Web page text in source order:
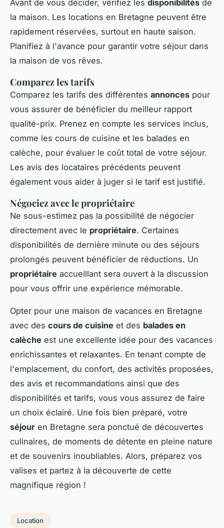
Avant de vous décider, vérifiez les disponibilités de
la maison. Les locations en Bretagne peuvent être
rapidement réservées, surtout en haute saison.
Planifiez à l'avance pour garantir votre séjour dans
la maison de vos rêves.
Comparez les tarifs
Comparez les tarifs des différentes annonces pour
vous assurer de bénéficier du meilleur rapport
qualité-prix. Prenez en compte les services inclus,
comme les cours de cuisine et les balades en
calèche, pour évaluer le coût total de votre séjour.
Les avis des locataires précédents peuvent
également vous aider à juger si le tarif est justifié.
Négociez avec le propriétaire
Ne sous-estimez pas la possibilité de négocier
directement avec le propriétaire. Certaines
disponibilités de dernière minute ou des séjours
prolongés peuvent bénéficier de réductions. Un
propriétaire accueillant sera ouvert à la discussion
pour vous offrir une expérience mémorable.
Opter pour une maison de vacances en Bretagne
avec des cours de cuisine et des balades en
calèche est une excellente idée pour des vacances
enrichissantes et relaxantes. En tenant compte de
l'emplacement, du confort, des activités proposées,
des avis et recommandations ainsi que des
disponibilités et tarifs, vous vous assurez de faire
un choix éclairé. Une fois bien préparé, votre
séjour en Bretagne sera ponctué de découvertes
culinaires, de moments de détente en pleine nature
et de souvenirs inoubliables. Alors, préparez vos
valises et partez à la découverte de cette
magnifique région !
Location